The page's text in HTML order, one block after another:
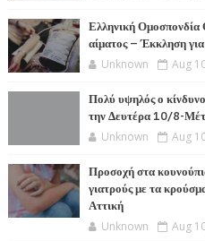
Ελληνική Ομοσπονδία
αίματος – Έκκληση
Unknown Aug
Πολύ υψηλός ο
την Δευτέρα 10/8-
Unknown Aug
Προσοχή στα
γιατρούς με τα
Αττική
Unknown Aug